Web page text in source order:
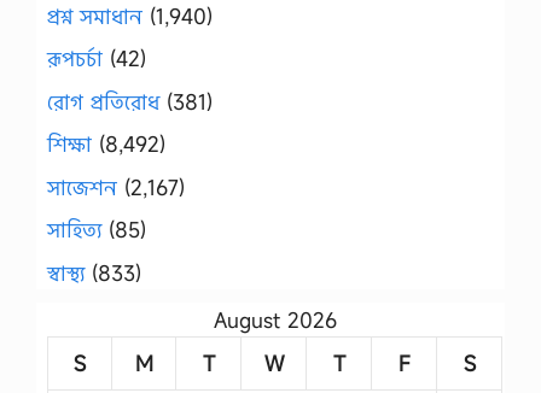
প্রশ্ন সমাধান (1,940)
রূপচর্চা (42)
রোগ প্রতিরোধ(381)
শিক্ষা (8,492)
সাজেশন (2,167)
সাহিত্য(85)
স্বাস্থ্য(833)
August 2026
S
M T W T F
S